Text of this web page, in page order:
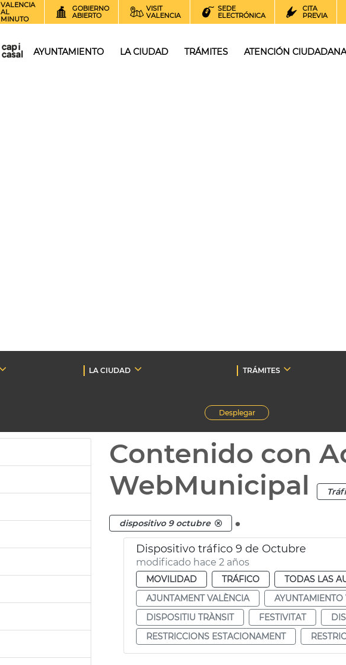
VALENCIA
AL
MINUTO
GOBIERNO
ABIERTO
VISIT
VALENCIA
SEDE
ELECTRÓNICA
CITA
PREVIA
AYUNTAMIENTO LA CIUDAD TRÁMITES ATENCIÓN
LA CIUDAD TRÁMITES
Desplegar
Contenido con
WebMunicipal
dispositivo 9 octubre .
Dispositivo tráfico 9 de Octubre
modificado hace 2 años
MOVILIDAD TRÁFICO TODAS LAS
AJUNTAMENT VALÈNCIA
AYUNTAMIENTO
DISPOSITIU TRÀNSIT
FESTIVITAT
RESTRICCIONS ESTACIONAMENT